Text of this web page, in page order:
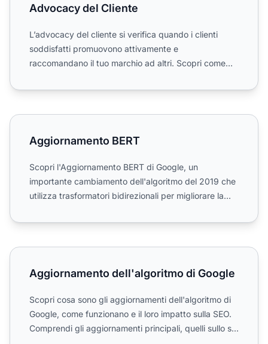
Advocacy del Cliente
L’advocacy del cliente si verifica quando i clienti
soddisfatti promuovono attivamente e
raccomandano il tuo marchio ad altri. Scopri come
Aggiornamento BERT
Aggiornamento BERT
Scopri l'Aggiornamento BERT di Google, un
importante cambiamento dell'algoritmo del 2019 che
utilizza trasformatori bidirezionali per migliorare la
Aggiornamento dell'algoritmo di Google
Aggiornamento dell'algoritmo di Google
Scopri cosa sono gli aggiornamenti dell'algoritmo di
Google, come funzionano e il loro impatto sulla SEO.
Comprendi gli aggiornamenti principali, quelli sullo s...